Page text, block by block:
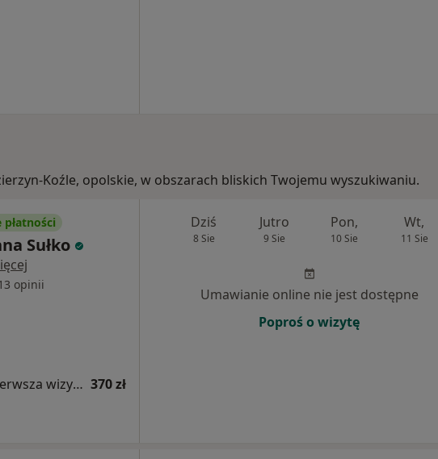
Koźle, opolskie, w obszarach bliskich Twojemu wyszukiwaniu.
płatności
Sułko
opinii
Konsultacja okulistyczna (pierwsza wizyta) 370 zł
Dziś
8 Sie
Jutro
9 Sie
Pon,
10 Sie
Wt,
11 Sie
Umawianie online nie jest dostępne
Poproś o wizytę